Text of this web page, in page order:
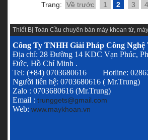
Trang: Về trước 1 2 3 4
Thiết Bị Toàn Cầu chuyên bán máy khoan từ,
Công Ty TNHH Giải Pháp Công Nghệ
Địa chỉ: 28 Đường 14 KDC Vạn Phúc,
Đức, Hồ Chí Minh .
Tel: (+84) 0703680616 Hotline:
Người liên hệ: 0703680616 ( Mr.Trung)
Zalo : 0703680616 (Mr.Trung)
Email : trunggets@gmail.com
Web: www.maykhoan.vn